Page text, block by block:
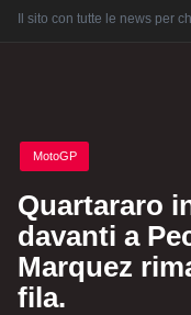
Il sito con tutte le news per
Posted
in
MotoGP
Quartararo
davanti a
Marquez
fila.